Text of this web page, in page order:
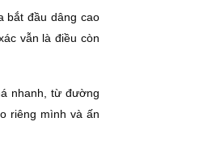
bắt đầu dâng cao
vẫn là điều còn
nhanh, từ đường
riêng mình và ấn